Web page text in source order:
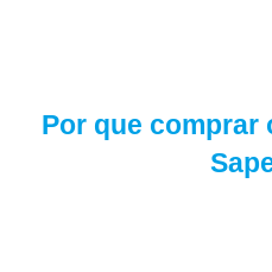
Por que comprar